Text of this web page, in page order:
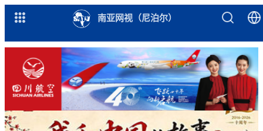
南亚网视（尼泊尔）